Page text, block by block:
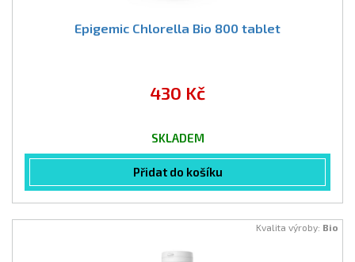
Epigemic Chlorella Bio 800 tablet
430 Kč
SKLADEM
Přidat do košíku
Kvalita výroby: Bio